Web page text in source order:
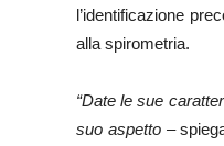
l’identificazione
alla spirometria.
“Date le sue
suo aspetto –